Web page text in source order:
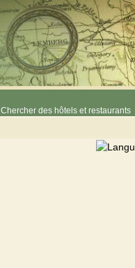
Chercher des hôtels et restaurants